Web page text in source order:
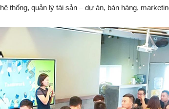
thống, quản lý tài sản – dự án, bán hàng,